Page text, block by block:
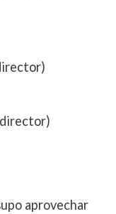
aprovechar